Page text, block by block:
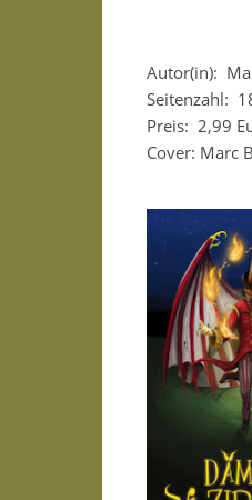
Autor(in):
Seitenzahl:
Preis: 2,99
Cover: Marc